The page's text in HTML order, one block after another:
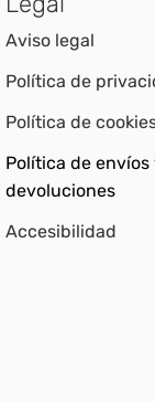
Aviso legal
Política de
Política de
Política de envíos
devoluciones
Accesibilidad